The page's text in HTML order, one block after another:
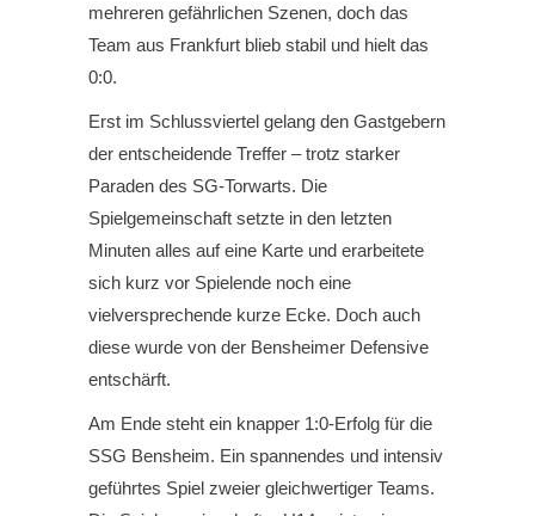
mehreren gefährlichen Szenen, doch das
Team aus Frankfurt blieb stabil und hielt das
0:0.
Erst im Schlussviertel gelang den Gastgebern
der entscheidende Treffer – trotz starker
Paraden des SG-Torwarts. Die
Spielgemeinschaft setzte in den letzten
Minuten alles auf eine Karte und erarbeitete
sich kurz vor Spielende noch eine
vielversprechende kurze Ecke. Doch auch
diese wurde von der Bensheimer Defensive
entschärft.
Am Ende steht ein knapper 1:0-Erfolg für die
SSG Bensheim. Ein spannendes und intensiv
geführtes Spiel zweier gleichwertiger Teams.